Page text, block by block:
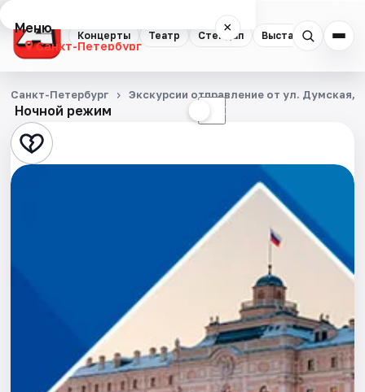
Концерты Театр Стендап Выставки
Меню ×
Санкт-Петербург
Концерты
Театр
Стендап
Ночной режим ☾
Санкт-Петербург Экскурсии отправление от ул. Думская,